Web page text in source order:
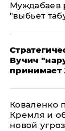
Муждабаев
"выбьет
Вучич
принимает
Коваленко
Кремля и
новой